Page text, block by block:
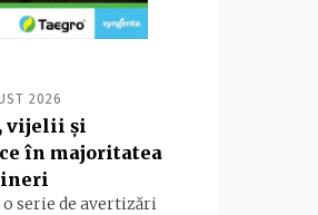
2026
vijelii și
în majoritatea
serie de avertizări